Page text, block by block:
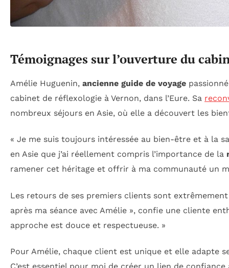
Témoignages sur l’ouverture du
Amélie Huguenin, ancienne guide de voyage
cabinet de réflexologie à Vernon, dans l’Eure. Sa
nombreux séjours en Asie, où elle a découvert les
« Je me suis toujours intéressée au bien-être et à la
en Asie que j’ai réellement compris l’importance de la
ramener cet héritage et offrir à ma communauté un
Les retours de ses premiers clients sont
après ma séance avec Amélie », confie une cliente
approche est douce et respectueuse. »
Pour Amélie, chaque client est unique et elle adapte